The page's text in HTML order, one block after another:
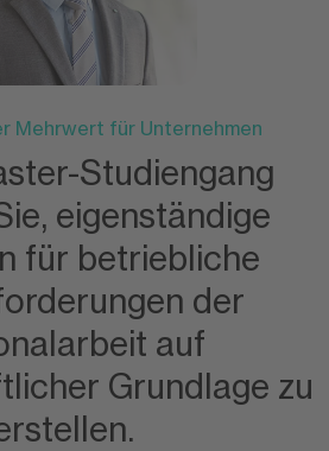
Mehrwert für Unternehmen
Studiengang
eigenständige
für betriebliche
der
auf
Grundlage zu